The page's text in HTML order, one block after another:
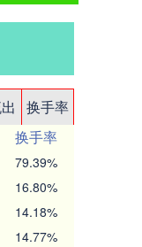
换手率
换手率
79.39%
16.80%
14.18%
14.77%